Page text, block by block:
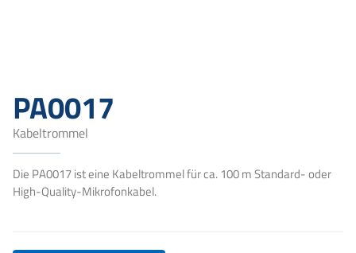
PA0017
Kabeltrommel
Die PA0017 ist eine Kabeltrommel für ca. 100 m Standard- oder
High-Quality-Mikrofonkabel.